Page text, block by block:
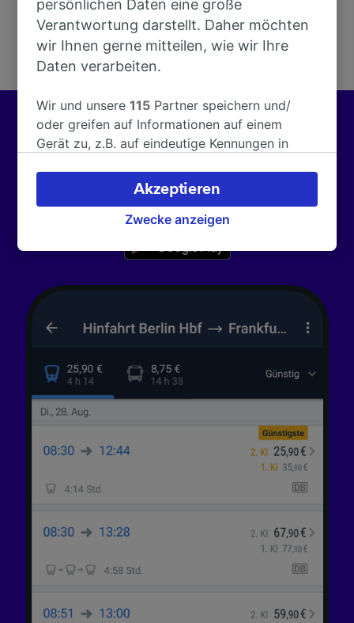
Besser reisen mit Trainline
Wir helfen Kunden in ganz Europa, jeden Tag über
172.000 smarte Reisen zu unternehmen.
persönlichen Daten eine große
Verantwortung darstellt. Daher möchten
wir Ihnen gerne mitteilen, wie wir Ihre
Daten verarbeiten.
Wir und unsere115 Partner speichern und/
oder greifen auf Informationen auf einem
Gerät zu, z.B. auf eindeutige Kennungen in
verarbeiten. Sie können Ihre Präferenzen
akzeptieren oder verwalten, einschließlich
Ihres Widerspruchsrechts bei berechtigtem
besuchen Sie jederzeit die Seite der
werden unseren Partnern signalisiert und
Daten werden nicht für Tracking-Zwecke
Surfverhalten nicht zu verfolgen.
Wir und unsere Partner verarbeiten Daten, um
Folgendes bereitzustellen:
Endgeräteeigenschaften zur Identifikation
aktiv abfragen. Speichern von oder Zugriff auf
Informationen auf einem Endgerät.
Inhalten, Zielgruppenforschung sowie
Angeboten.
Zwecke anzeigen
Akzeptieren